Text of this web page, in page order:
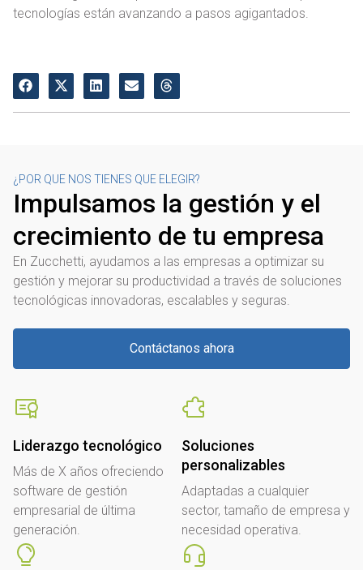
tecnologías están avanzando a pasos agigantados.
¿POR QUE NOS TIENES QUE ELEGIR?
Impulsamos la gestión y el
crecimiento de tu empresa
En Zucchetti, ayudamos a las empresas a optimizar su
gestión y mejorar su productividad a través de soluciones
tecnológicas innovadoras, escalables y seguras.
Contáctanos ahora
Liderazgo tecnológico
Más de X años ofreciendo
software de gestión
empresarial de última
generación.
Soluciones
personalizables
Adaptadas a cualquier
sector, tamaño de empresa y
necesidad operativa.